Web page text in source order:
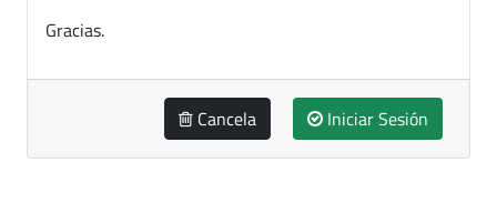
Gracias.
Cancela Iniciar Sesión